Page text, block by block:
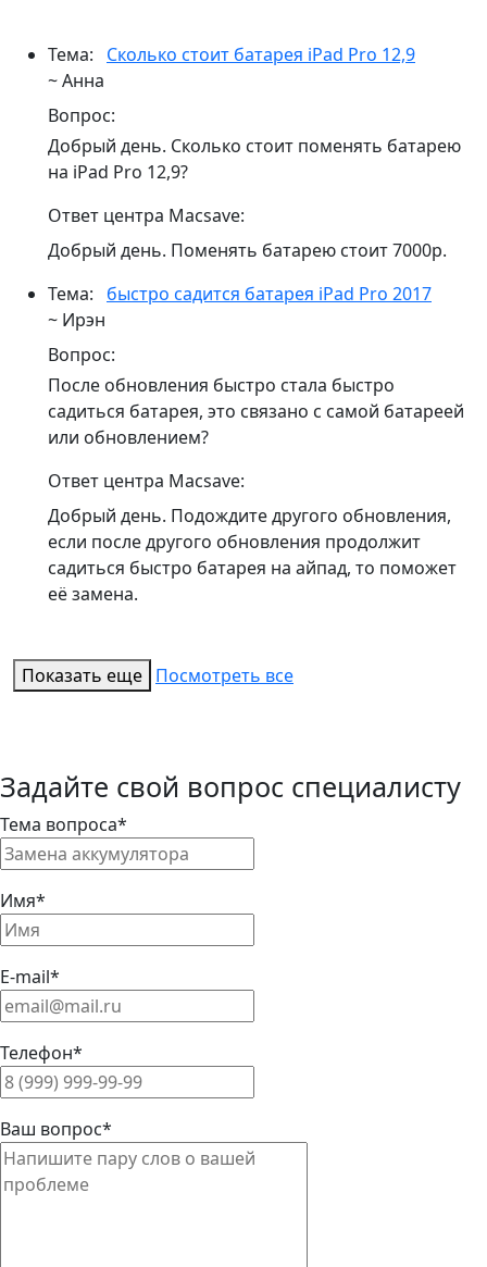
Тема:
Сколько стоит батарея iPad Pro 12,9
~ Анна
Вопрос:
Добрый день. Сколько стоит поменять батарею
на iPad Pro 12,9?
Ответ центра Macsave:
Добрый день. Поменять батарею стоит 7000р.
Тема:
быстро садится батарея iPad Pro 2017
~ Ирэн
Вопрос:
После обновления быстро стала быстро
садиться батарея, это связано с самой батареей
или обновлением?
Ответ центра Macsave:
Добрый день. Подождите другого обновления,
если после другого обновления продолжит
садиться быстро батарея на айпад, то поможет
её замена.
Показать еще Посмотреть все
Задайте свой вопрос специалисту
Тема вопроса*
Имя*
E-mail*
Телефон*
Ваш вопрос*